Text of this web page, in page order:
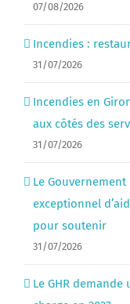
07/08/2026
Incendies :
31/07/2026
Incendies en
aux côtés des
31/07/2026
Le
exceptionnel
pour soutenir
31/07/2026
Le GHR